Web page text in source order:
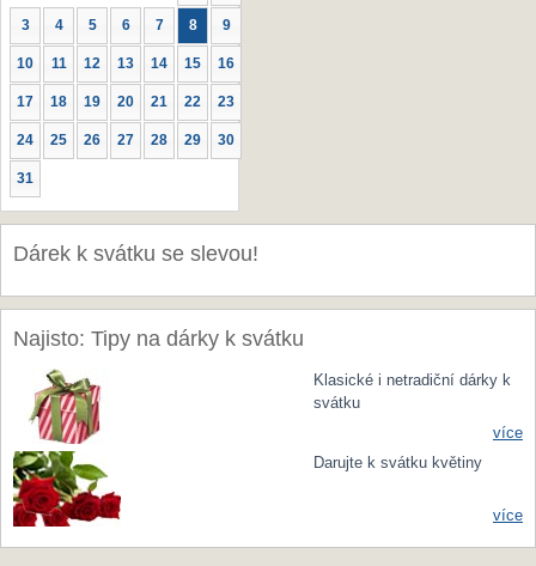
3 4 5 6 7 8 9
10 11 12 13 14 15 16
17 18 19 20 21 22 23
24 25 26 27 28 29 30
31
Dárek k svátku se slevou!
Najisto: Tipy na dárky k svátku
Klasické i netradiční dárky k
svátku
více
Darujte k svátku květiny
více